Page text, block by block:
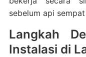
sebelum api
Langkah
Instalasi di